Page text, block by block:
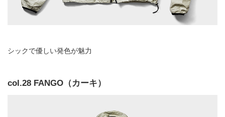
シックで優しい発色が魅力
col.28 FANGO（カーキ）